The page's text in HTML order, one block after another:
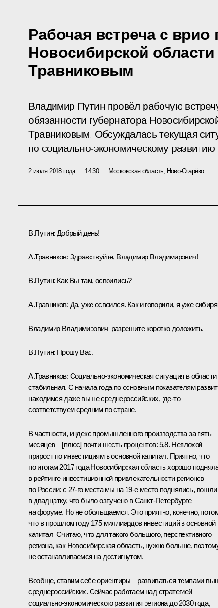
Рабочая встреча с врио
Новосибирской
Травниковым
Владимир Путин провёл рабочую
обязанности губернатора
Травниковым. Обсуждалась текущая
по социально-экономическому развитию
2 июля 2018 года 14:30 Московская область, Ново-Огарёво
В.Путин: Добрый день!
А.Травников: Здравствуйте, Владимир Владимирович!
В.Путин: Как Вы там, освоились?
А.Травников: Да, уже освоился. Как и говорили, я уже
Владимир Владимирович, разрешите коротко доложить.
В.Путин: Прошу Вас.
А.Травников: Социально-экономическая ситуация в области
стабильная. С начала года по основным показателям
находимся даже выше среднероссийских, где‑то
соответствуем средним по стране.
В частности, индекс промышленного производства за пять
месяцев – [плюс] почти шесть процентов: 5,8. Неплохой
прирост по инвестициям в основной капитал. Приятно, что
по итогам 2017 года Новосибирская область хорошо
в рейтинге инвестиционной привлекательности регионов
по России: с 27‑го места мы на 19‑е место поднялись, вошли
в двадцатку, что было озвучено в Санкт-Петербурге
на форуме. Но не обольщаемся. Это приятно, конечно,
что в прошлом году 175 миллиардов инвестиций в основной
капитал. Считаю, что для такого большого, перспективного
региона, как Новосибирская область, нужно больше,
не останавливаемся на достигнутом.
Вообще, ставим себе ориентиры – развиваться темпами
среднероссийских. Сейчас работаем над стратегией
социально-экономического развития региона до 2030 года,